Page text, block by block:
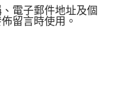
電子郵件地址及個
留言時使用。